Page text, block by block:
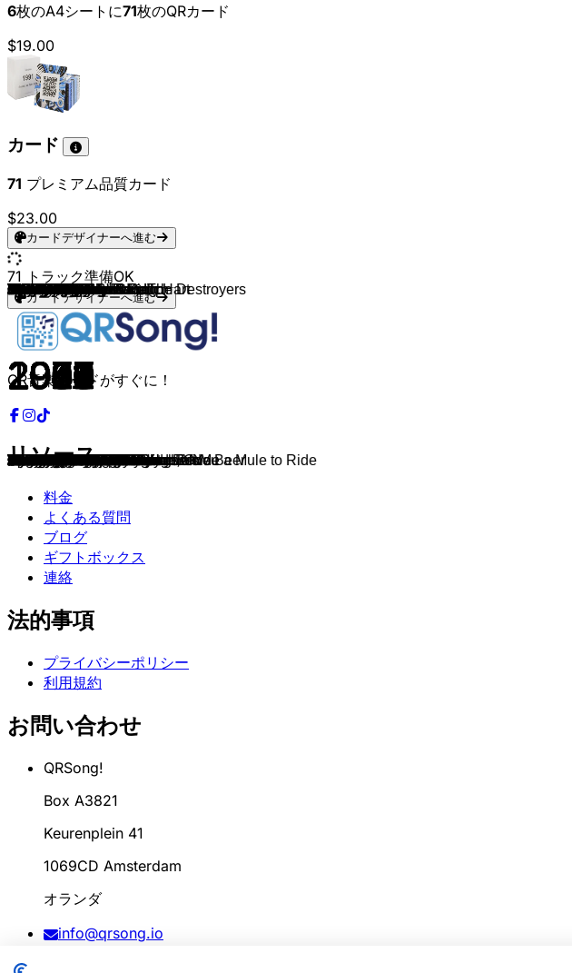
6枚のA4シートに71枚のQRカード
$19.00
カード
71 プレミアム品質カード
$23.00
カードデザイナーへ進む
Etta James
1968
I'd Rather Go Blind
Melvin Taylor
1984
I 'll Play the Blues for You
John Lee Hooker
1962
Boom Boom
Gary B.B. Coleman
1992
The Sky Is Crying
Howlin' Wolf
1956
Smokestack Lightnin'
Muddy Waters
1955
Mannish Boy
Elmore James
1951
Dust My Broom
Albert King
1967
Born Under A Bad Sign
Howlin' Wolf
1960
Spoonful
Muddy Waters
1954
Hoochie Coochie Man
Ray Charles
1954
I've Got A Woman
B.B. King
1954
Everyday I Have the Blues
Albert King
1966
Crosscut Saw
Bo Diddley
1955
I'm A Man
George Thorogood & The Destroyers
1982
Bad To The Bone
Etta James
1960
At Last
Gary Clark Jr.
2016
Take Me Down
Five Finger Death Punch
2019
Blue On Black
Janis Joplin
1968
Summertime
B.B. King
1969
The Thrill Is Gone
1895
2021
My Sidepiece
The Rolling Stones
2016
Hate To See You Go
Jimi Hendrix
1967
Hear My Train a Comin'
Dorothy Moore
1976
Misty Blue
Buddy Guy
1993
Feels Like Rain
Buddy Guy & B.B. King
2010
Stay Around A Little Longer
Nina Simone
1967
Backlash Blues
Blind Willie Johnson
1927
Jesus Make Up My Dying Bed
Fleetwood Mac
1969
Need Your Love So Bad
Nina Simone
1967
Since I Fell for You
Taj Mahal
2003
She Caught the Katy and Left Me a Mule to Ride
Little Walter
1955
My Babe
Gary Moore
1990
Still Got The Blues
Chicken Shack
1988
I'd Rather Go Blind
Little Walter
1954
Last Night
Arthur "Big Boy" Crudup
1947
That's All Right
Jimmy Reed
1959
Take Out Some Insurance
Buddy Guy
2015
Whiskey, Beer & Wine
The Jeff Healey Band
1988
Blue Jean Blues
Tedeschi Trucks Band
2013
Part of Me
Fleetwood Mac
1968
Black Magic Woman
Pickin' On Series
2001
Life By The Drop
Etta James
1960
A Sunday Kind Of Love
Dinah Washington
1963
I'll Drown In My Tears
Muddy Waters
1948
I Feel Like Going Home
Dubdogz
2021
Ain't No Sunshine
Johnny Winter
1969
Be Careful With a Fool
Muddy Waters
1954
Hoochie Coochie Man
John Lee Hooker
1966
One Bourbon, One Scotch, One Beer
Canned Heat
1968
Going Up The Country
Buddy Guy
2015
Born To Play Guitar
Little Walter
1959
Blue And Lonesome
B.B. King
1971
Ghetto Woman
Brad Paisley
2001
You'll Never Leave Harlan Alive
Jimmie Vaughan
1996
Dengue Woman Blues
Ane Brun
2019
At Last
Buddy Guy
2015
Flesh & Bone
King Floyd
1971
Groove Me
Joe Bonamassa
2015
One Less Cross to Bear
Freddie King
1971
Going Down
Etta James
1960
Stormy Weather
Danielle Nicole
2015
Wolf Den
Joe Bonamassa
2011
Slow Train
Etta James
1960
I Just Want To Make Love To You
Joe Bonamassa & Beth Hart
2011
I'd Rather Go Blind
Buddy Guy
1991
Mustang Sally
Blues Image
1970
Ride Captain Ride
Roy Brown
1950
Butcher Pete, Pt. 2
Bonnie Raitt
1971
Angel from Montgomery
Wynonie Harris
1949
Grandma Plays The Numbers
Jonny Lang
1997
Lie To Me
71 トラック準備OK
カードデザイナーへ進む
QR音楽カードがすぐに！
リソース
料金
よくある質問
ブログ
ギフトボックス
連絡
法的事項
プライバシーポリシー
利用規約
お問い合わせ
QRSong!
Box A3821
Keurenplein 41
1069CD Amsterdam
オランダ
info@qrsong.io